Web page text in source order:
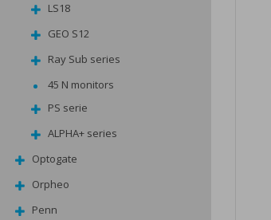
LS18
GEO S12
Ray Sub series
45 N monitors
PS serie
ALPHA+ series
Optogate
Orpheo
Penn